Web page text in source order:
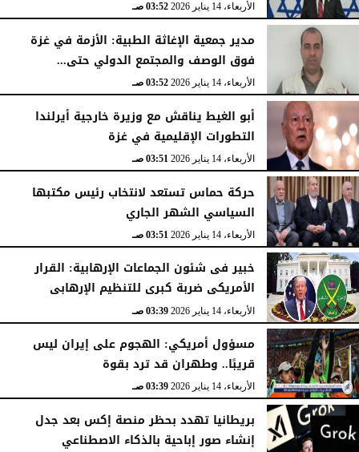
الأربعاء، 14 يناير 2026 03:52 صـ
مدير جمعية الإغاثة الطبية: الأزمة في غزة
فوق الوصف والمجتمع الدولي حتى...
الأربعاء، 14 يناير 2026 03:52 صـ
أبو الغيط يناقش مع وزيرة خارجية أيرلندا
التطورات الإقليمية في غزة
الأربعاء، 14 يناير 2026 03:51 صـ
حركة حماس تستعد لانتخاب رئيس مكتبها
السياسي الشهر الجاري
الأربعاء، 14 يناير 2026 03:51 صـ
خبير فى شئون الجماعات الإرهابية: القرار
الأمريكى ضربة كبرى للتنظيم الإرهابى
الأربعاء، 14 يناير 2026 03:39 صـ
مسؤول أمريكي: الهجوم على إيران ليس
قريبًا.. وطهران قد ترد بقوة
الأربعاء، 14 يناير 2026 03:39 صـ
بريطانيا تهدد بحظر منصة إكس بعد جدل
إنشاء صور إباحية بالذكاء الاصطناعي